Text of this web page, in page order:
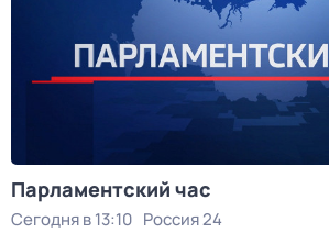
Парламентский час
Сегодня в 13:10 Россия 24